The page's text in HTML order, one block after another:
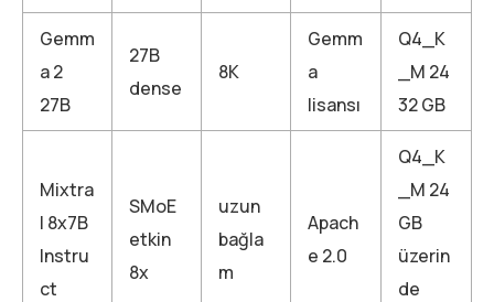
Gemm
a 2
27B
27B
dense
8K
Gemm
a
lisansı
Q4_K
_M 24
32 GB
Mixtra
l 8x7B
Instru
ct
SMoE
etkin
8x
uzun
bağla
m
Apach
e 2.0
Q4_K
_M 24
GB
üzerin
de